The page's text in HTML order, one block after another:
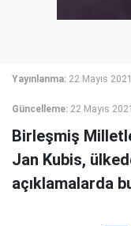
Yayınlanma: 22 Mayıs
Güncelleme: 22 Mayıs
Birleşmiş
Jan Kubis,
açıklamalarda